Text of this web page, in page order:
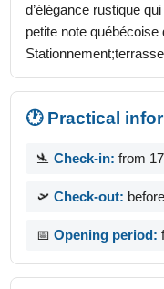
d’élégance rustique
petite note québécoise
🕐 Practical
🛬Check-in: from
🛫Check-out:
📅Opening period: